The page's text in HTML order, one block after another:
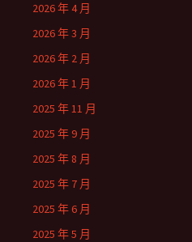
2026 年 4 月
2026 年 3 月
2026 年 2 月
2026 年 1 月
2025 年 11 月
2025 年 9 月
2025 年 8 月
2025 年 7 月
2025 年 6 月
2025 年 5 月